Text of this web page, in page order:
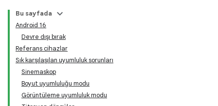
Bu sayfada
Android 16
Devre dışı bırak
Referans cihazlar
Sık karşılaşılan uyumluluk sorunları
Sinemaskop
Boyut uyumluluğu modu
Görüntüleme uyumluluk modu